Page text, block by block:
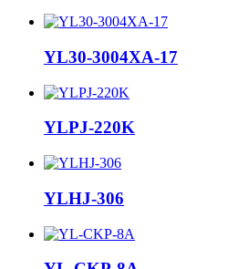
YL30-3004XA-17
YLPJ-220K
YLHJ-306